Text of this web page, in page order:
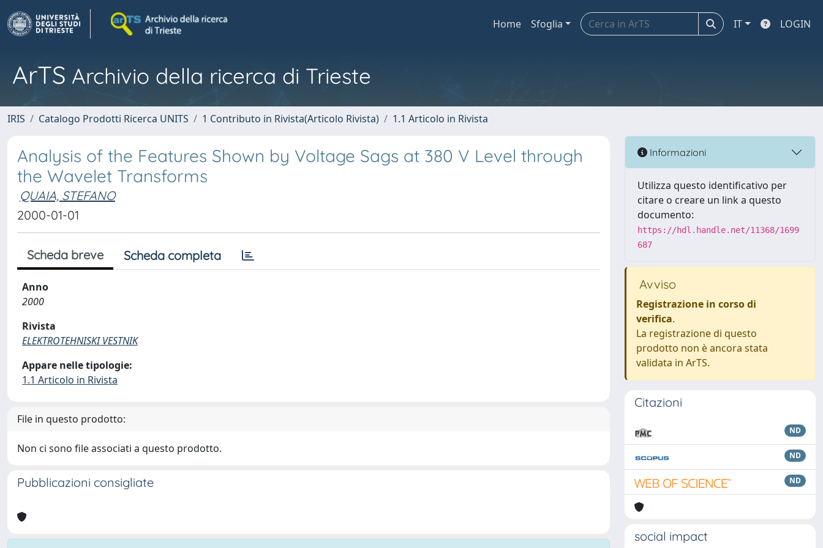
Home Sfoglia IT LOGIN
ArTS Archivio della ricerca di Trieste
IRIS Catalogo Prodotti Ricerca UNITS 1 Contributo in Rivista(Articolo Rivista) 1.1 Articolo in Rivista
Analysis of the Features Shown by Voltage Sags at 380 V Level through
the Wavelet Transforms
QUAIA, STEFANO
2000-01-01
Scheda breve Scheda completa
Anno
2000
Rivista
ELEKTROTEHNISKI VESTNIK
Appare nelle tipologie:
1.1 Articolo in Rivista
File in questo prodotto:
Non ci sono file associati a questo prodotto.
Pubblicazioni consigliate
Informazioni
Utilizza questo identificativo per
citare o creare un link a questo
documento:
https://hdl.handle.net/11368/1699
687
Avviso
Registrazione in corso di
verifica.
La registrazione di questo
prodotto non è ancora stata
validata in ArTS.
Citazioni
ND
ND
ND
social impact